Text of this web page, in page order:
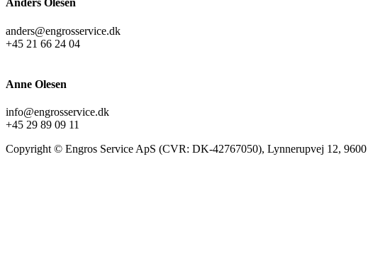
Anders Olesen
anders@engrosservice.dk
+45 21 66 24 04
Anne Olesen
info@engrosservice.dk
+45 29 89 09 11
Copyright © Engros Service ApS (CVR: DK-42767050), Lynnerupvej 12, 9600